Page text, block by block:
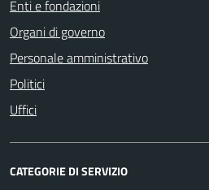
Enti e fondazioni
Organi di governo
Personale amministrativo
Politici
Uffici
CATEGORIE DI SERVIZIO